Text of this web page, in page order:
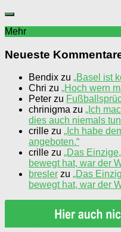
Mehr
Neueste
Bendix zu „Basel ist
Chri zu „Hoch wern
Peter zu
chrinigma zu „Ich
dies auch niemals
crille zu „Ich habe
angeboten.“
crille zu „Das
bewegt hat, war der
bresler zu „Das
bewegt hat, war der